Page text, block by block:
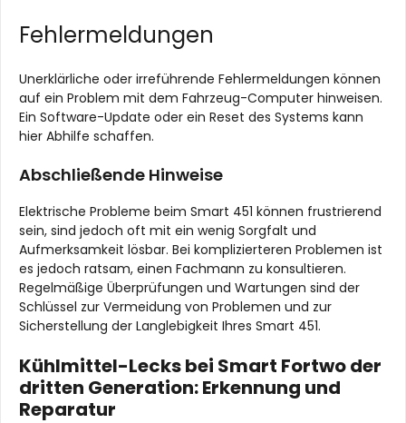
Fehlermeldungen
Unerklärliche oder irreführende Fehlermeldungen können
auf ein Problem mit dem Fahrzeug-Computer hinweisen.
Ein Software-Update oder ein Reset des Systems kann
hier Abhilfe schaffen.
Abschließende Hinweise
Elektrische Probleme beim Smart 451 können frustrierend
sein, sind jedoch oft mit ein wenig Sorgfalt und
Aufmerksamkeit lösbar. Bei komplizierteren Problemen ist
es jedoch ratsam, einen Fachmann zu konsultieren.
Regelmäßige Überprüfungen und Wartungen sind der
Schlüssel zur Vermeidung von Problemen und zur
Sicherstellung der Langlebigkeit Ihres Smart 451.
Kühlmittel-Lecks bei Smart Fortwo der
dritten Generation: Erkennung und
Reparatur